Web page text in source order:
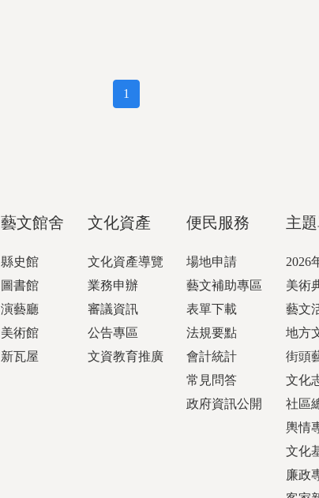
1
藝文館舍
縣史館
圖書館
演藝廳
美術館
新瓦屋
文化資產
文化資產導覽
業務申辦
審議資訊
公告專區
文資教育推廣
便民服務
場地申請
藝文補助專區
表單下載
法規要點
會計統計
常見問答
政府資訊公開
主
2026
美術
藝文
地方
街頭
文化
社區
輿情
文化
廉政